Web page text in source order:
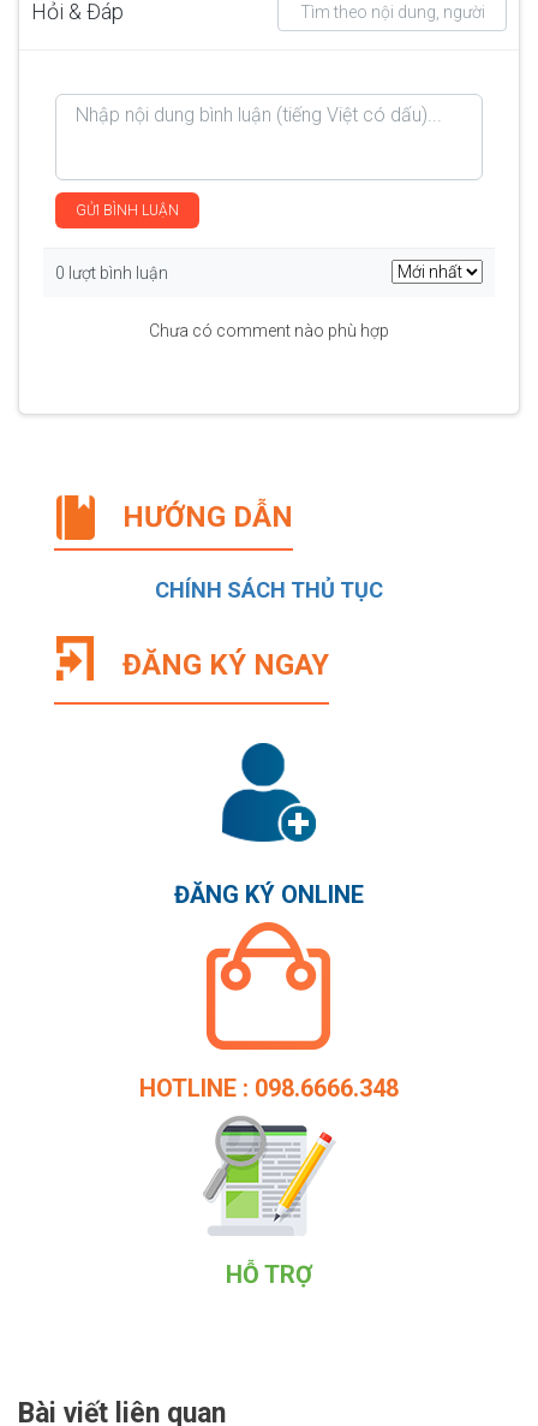
Hỏi & Đáp
GỬI BÌNH LUẬN
0 lượt bình luận
Chưa có comment nào phù hợp
HƯỚNG DẪN
CHÍNH SÁCH THỦ TỤC
ĐĂNG KÝ NGAY
ĐĂNG KÝ ONLINE
HOTLINE : 098.6666.348
HỖ TRỢ
Bài viết liên quan